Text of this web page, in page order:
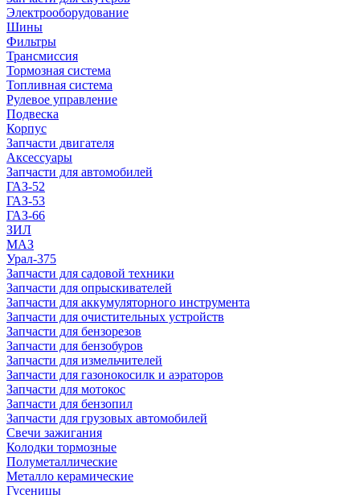
Электрооборудование
Шины
Фильтры
Трансмиссия
Тормозная система
Топливная система
Рулевое управление
Подвеска
Корпус
Запчасти двигателя
Аксессуары
Запчасти для автомобилей
ГАЗ-52
ГАЗ-53
ГАЗ-66
ЗИЛ
МАЗ
Урал-375
Запчасти для садовой техники
Запчасти для опрыскивателей
Запчасти для аккумуляторного инструмента
Запчасти для очистительных устройств
Запчасти для бензорезов
Запчасти для бензобуров
Запчасти для измельчителей
Запчасти для газонокосилк и аэраторов
Запчасти для мотокос
Запчасти для бензопил
Запчасти для грузовых автомобилей
Свечи зажигания
Колодки тормозные
Полуметаллические
Металло керамические
Гусеницы